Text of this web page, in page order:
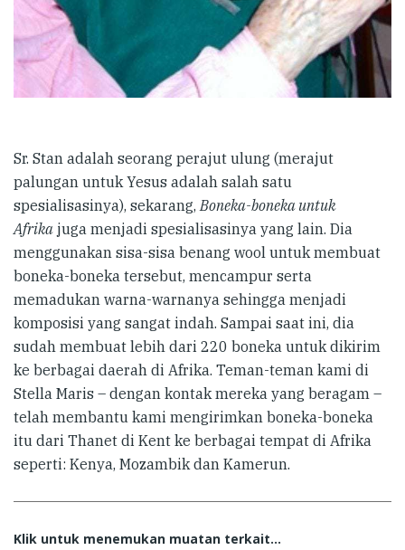
Sr. Stan adalah seorang perajut ulung (merajut
palungan untuk Yesus adalah salah satu
spesialisasinya), sekarang, Boneka-boneka untuk
Afrika juga menjadi spesialisasinya yang lain. Dia
menggunakan sisa-sisa benang wool untuk membuat
boneka-boneka tersebut, mencampur serta
memadukan warna-warnanya sehingga menjadi
komposisi yang sangat indah. Sampai saat ini, dia
sudah membuat lebih dari 220 boneka untuk dikirim
ke berbagai daerah di Afrika. Teman-teman kami di
Stella Maris – dengan kontak mereka yang beragam –
telah membantu kami mengirimkan boneka-boneka
itu dari Thanet di Kent ke berbagai tempat di Afrika
seperti: Kenya, Mozambik dan Kamerun.
Klik untuk menemukan muatan terkait...